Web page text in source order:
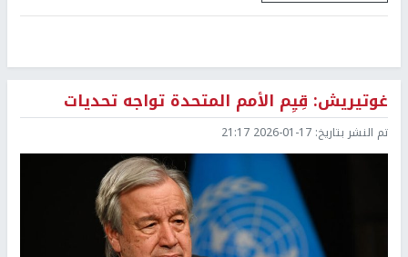
غوتيريش: قِيِم الأمم المتحدة تواجه تحديات
تم النشر بتاريخ: 2026-01-17 21:17